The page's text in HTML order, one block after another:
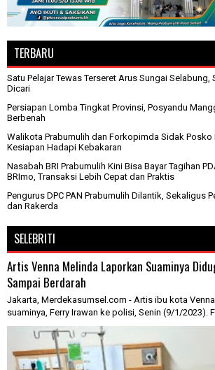
TERBARU
Satu Pelajar Tewas Terseret Arus Sungai Selabung,
Dicari
Persiapan Lomba Tingkat Provinsi, Posyandu
Berbenah
Walikota Prabumulih dan Forkopimda Sidak Posko
Kesiapan Hadapi Kebakaran
Nasabah BRI Prabumulih Kini Bisa Bayar Tagihan
BRImo, Transaksi Lebih Cepat dan Praktis
Pengurus DPC PAN Prabumulih Dilantik, Sekaligus
dan Rakerda
SELEBRITI
Artis Venna Melinda Laporkan Suaminya
Sampai Berdarah
Jakarta, Merdekasumsel.com - Artis ibu kota
suaminya, Ferry Irawan ke polisi, Senin (9/1/2023).